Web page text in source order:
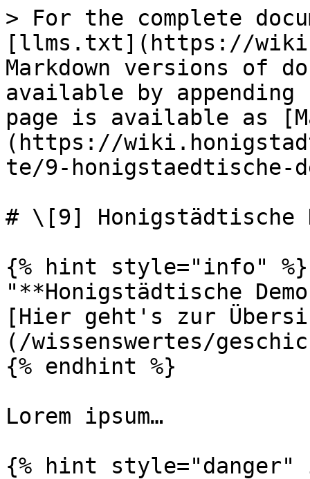
> For the complete
[llms.txt](https://
Markdown versions of
available by
page is available as
(https://
te/9-honigstaedtische-
# \[9] Honigstädtische
{% hint style="info" %}
"**Honigstädtische
[Hier geht's zur
(/wissenswertes/
{% endhint %}
Lorem ipsum…
{% hint style="danger"